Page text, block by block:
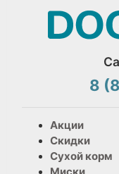
8
Акции
Скидки
Сухой корм